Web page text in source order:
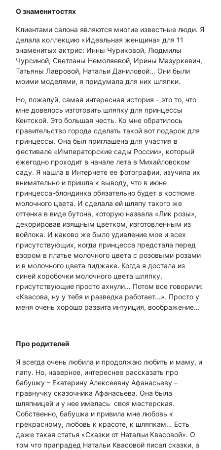
О знаменитостях
Клиентами салона являются многие известные люди. Я
делала коллекцию «Идеальная женщина» для 11
знаменитых актрис: Инны Чуриковой, Людмилы
Чурсиной, Светланы Немоляевой, Ирины Мазуркевич,
Татьяны Лавровой, Натальи Даниловой… Они были
моими моделями, я придумала для них шляпки.
Но, пожалуй, самая интересная история – это то, что
мне довелось изготовить шляпку для принцессы
Кентской. Это большая честь. Ко мне обратилось
правительство города сделать такой вот подарок для
принцессы. Она был приглашена для участия в
фестивале «Императорские сады России», который
ежегодно проходит в начале лета в Михайловском
саду. Я нашла в Интернете ее фотографии, изучила их
внимательно и пришла к выводу, что в июне
принцесса-блондинка обязательно будет в костюме
молочного цвета. И сделала ей шляпу такого же
оттенка в виде бутона, которую назвала «Лик розы»,
декорировав изящным цветком, изготовленным из
войлока. И каково же было удивление мое и всех
присутствующих, когда принцесса предстала перед
взором в платье молочного цвета с розовыми розами
и в молочного цвета пиджаке. Когда я достала из
синей коробочки молочного цвета шляпку,
присутствующие просто ахнули… Потом все говорили:
«Квасова, ну у тебя и разведка работает…». Просто у
меня очень хорошо развита интуиция, воображение…
Про родителей
Я всегда очень любила и продолжаю любить и маму, и
папу. Но, наверное, интереснее рассказать про
бабушку – Екатерину Алексеевну Афанасьеву –
правнучку сказочника Афанасьева. Она была
шляпницей и у нее имелась своя мастерская.
Собственно, бабушка и привила мне любовь к
прекрасному, любовь к красоте, к шляпкам… Есть
даже такая статья «Сказки от Натальи Квасовой». О
том что прапрадед Натальи Квасовой писал сказки, а